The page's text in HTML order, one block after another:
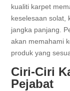
kualiti karpet
keselesaan solat,
jangka panjang.
akan memahami
produk yang
Ciri-Ciri
Pejabat